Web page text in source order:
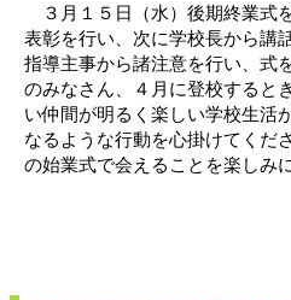
３月１５日（水）後期終業式
表彰を行い、次に学校長から講
指導主事から諸注意を行い、
のみなさん、４月に登校すると
い仲間が明るく楽しい学校生活
なるような行動を心掛けてく
の始業式で会えることを楽しみ